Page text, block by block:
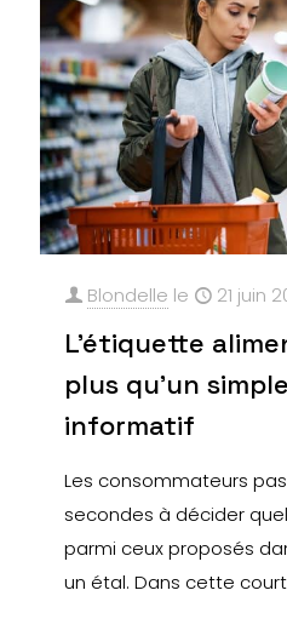
Blondelle le 21 juin
L’étiquette
plus qu’un
informatif
Les consommateurs
secondes à décider
parmi ceux proposés
un étal. Dans cette